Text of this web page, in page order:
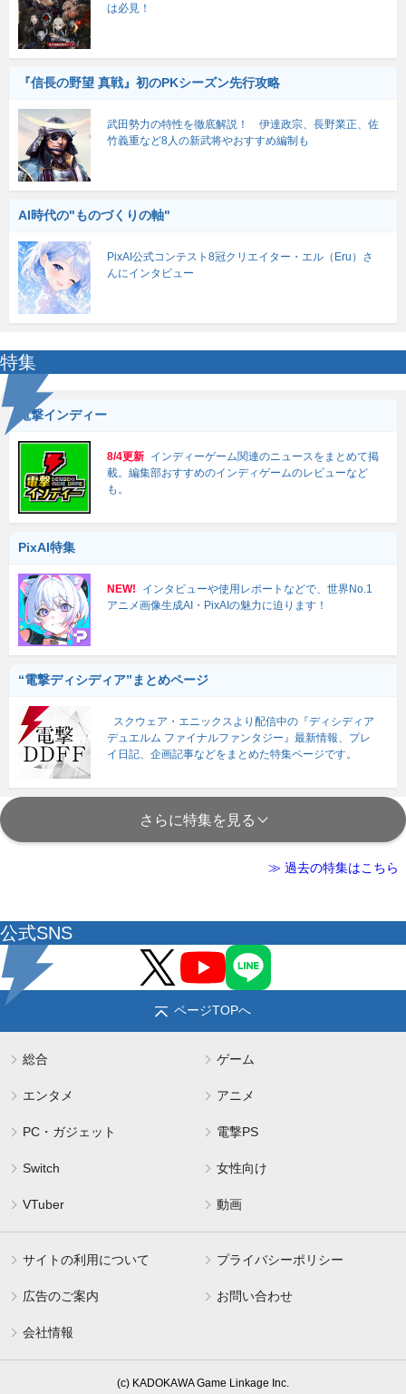
は必見！
『信長の野望 真戦』初のPKシーズン先行攻略
武田勢力の特性を徹底解説！ 伊達政宗、長野業正、佐
竹義重など8人の新武将やおすすめ編制も
AI時代の"ものづくりの軸"
PixAI公式コンテスト8冠クリエイター・エル（Eru）さ
んにインタビュー
特集
電撃インディー
8/4更新 インディーゲーム関連のニュースをまとめて掲
載。編集部おすすめのインディゲームのレビューなど
も。
PixAI特集
NEW!
インタビューや使用レポートなどで、世界No.1
アニメ画像生成AI・PixAIの魅力に迫ります！
“電撃ディシディア”まとめページ
スクウェア・エニックスより配信中の『ディシディア
デュエルム ファイナルファンタジー』最新情報、プレ
イ日記、企画記事などをまとめた特集ページです。
さらに特集を見る
≫ 過去の特集はこちら
公式SNS
ページTOPへ
総合 ゲーム
エンタメ アニメ
PC・ガジェット 電撃PS
Switch 女性向け
VTuber 動画
サイトの利用について プライバシーポリシー
広告のご案内 お問い合わせ
会社情報
(c) KADOKAWA Game Linkage Inc.